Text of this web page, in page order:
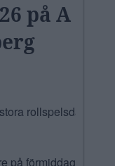
på A
rollspelsdag på
förmiddagen,